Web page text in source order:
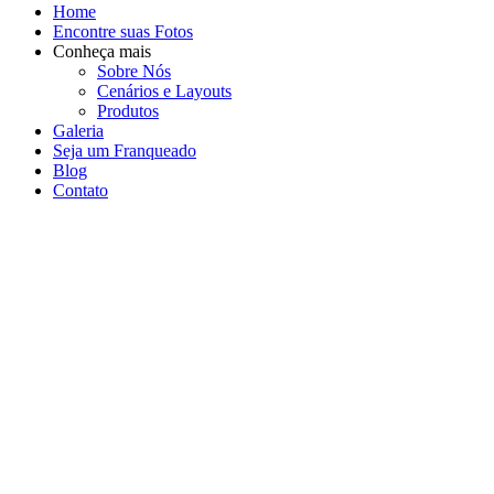
Home
Encontre suas Fotos
Conheça mais
Sobre Nós
Cenários e Layouts
Produtos
Galeria
Seja um Franqueado
Blog
Contato